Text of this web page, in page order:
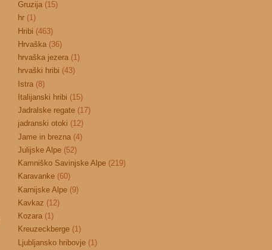
Gruzija (15)
hr (1)
Hribi (463)
Hrvaška (36)
hrvaška jezera (1)
hrvaški hribi (43)
Istra (8)
Italijanski hribi (15)
Jadralske regate (17)
jadranski otoki (12)
Jame in brezna (4)
Julijske Alpe (52)
Kamniško Savinjske Alpe (219)
Karavanke (60)
Karnijske Alpe (9)
Kavkaz (12)
Kozara (1)
Kreuzeckberge (1)
Ljubljansko hribovje (1)